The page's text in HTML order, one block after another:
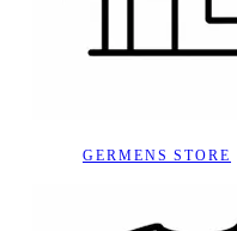
GERMENS STORE